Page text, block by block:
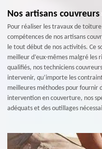
Nos artisans
Pour réaliser les travaux de
compétences de nos artisans
le tout début de nos activités. Ce
meilleur d’eux-mêmes malgré
qualifiés, nos techniciens
intervenir, qu’importe les
meilleures méthodes pour fournir
intervention en couverture, nos
adéquats et des outillages